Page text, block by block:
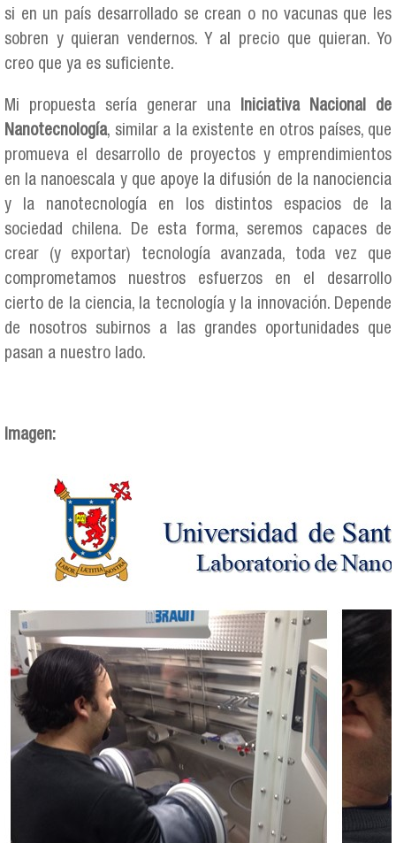
si en un país desarrollado se crean o no vacunas que les
sobren y quieran vendernos. Y al precio que quieran. Yo
creo que ya es suficiente.
Mi propuesta sería generar una Iniciativa Nacional de
Nanotecnología, similar a la existente en otros países, que
promueva el desarrollo de proyectos y emprendimientos
en la nanoescala y que apoye la difusión de la nanociencia
y la nanotecnología en los distintos espacios de la
sociedad chilena. De esta forma, seremos capaces de
crear (y exportar) tecnología avanzada, toda vez que
comprometamos nuestros esfuerzos en el desarrollo
cierto de la ciencia, la tecnología y la innovación. Depende
de nosotros subirnos a las grandes oportunidades que
pasan a nuestro lado.
Imagen: